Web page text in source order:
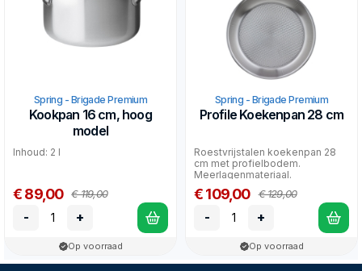
Spring - Brigade Premium
Kookpan 16 cm, hoog
model
Inhoud: 2 l
€ 89,00 € 119,00
- +
Op voorraad
Spring - Brigade Premium
Profile Koekenpan 28 cm
Roestvrijstalen koekenpan 28
cm met profielbodem.
Meerlagenmateriaal.
Gesch...
€ 109,00 € 129,00
- +
Op voorraad